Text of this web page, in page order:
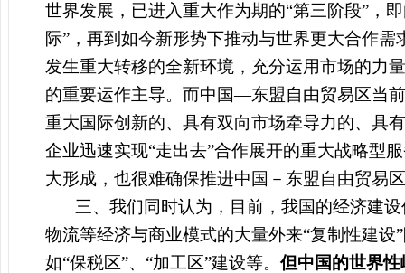
世界发展，已进入重大作为期的“第三阶段”，
际”，再到如今新形势下推动与世界更大合作
发生重大转移的全新环境，充分运用市场的力
的重要运作主导。而中国—东盟自由贸易区当
重大国际创新的、具有双向市场牵导力的、具
企业迅速实现“走出去”合作展开的重大战略型
大形成，也很难确保推进中国－东盟自由贸易
三、我们同时认为，目前，我国的经济建
物流等经济与商业模式的大量外来“复制性建
如“保税区”、“加工区”建设等。 但中国的世界